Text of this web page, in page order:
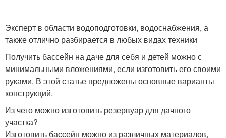
Бассейны под ключ Недорогой бассейн
Бассейн для двора Уличные бассейны
Бассейны для дачи Зимний бассейн
Эксперт в области водоподготовки, водоснабжения, а
также отлично разбирается в любых видах техники
Получить бассейн на даче для себя и детей можно с
минимальными вложениями, если изготовить его своими
руками. В этой статье предложены основные варианты
конструкций.
Из чего можно изготовить резервуар для дачного
участка?
Изготовить бассейн можно из различных материалов,